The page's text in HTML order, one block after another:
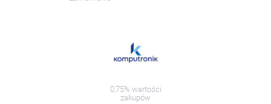
0,75% wartości
zakupów